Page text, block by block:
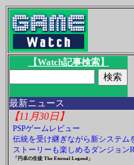
【Watch記事検索】
最新ニュース
【11月30日】
PSPゲームレビュー
伝統を受け継ぎながら新システム
ストーリーも楽しめるダンジョン
「円卓の生徒 The Eternal Legend」